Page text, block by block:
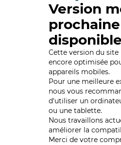
Version
disponible
Cette version du site
encore optimisée
appareils mobiles.
Pour une meilleure
nous vous
d'utiliser un
ou une tablette.
Nous travaillons
améliorer la
Merci de votre